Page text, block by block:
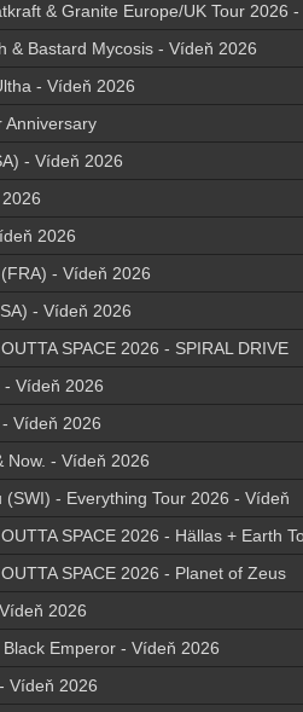
& Granite Europe/UK Tour 2026
& Bastard Mycosis - Vídeň 2026
- Vídeň 2026
Anniversary
- Vídeň 2026
2026
- Vídeň 2026
- Vídeň 2026
SPACE 2026 - SPIRAL DRIVE
- Vídeň 2026
Vídeň 2026
Now. - Vídeň 2026
(SWI) - Everything Tour 2026 - Vídeň
SPACE 2026 - Hällas + Earth
SPACE 2026 - Planet of Zeus
2026
Emperor - Vídeň 2026
Vídeň 2026